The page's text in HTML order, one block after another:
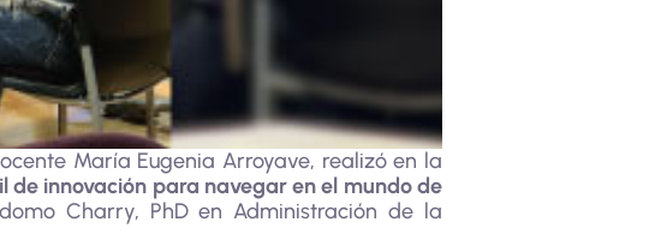
María Eugenia Arroyave, realizó en la
de innovación para navegar en el mundo de
Charry, PhD en Administración de la